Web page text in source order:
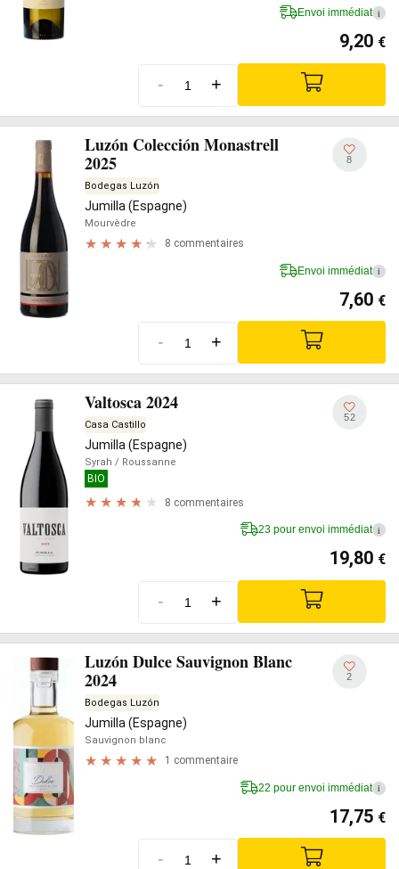
Envoi immédiat i
9,20 €
- +
Luzón Colección Monastrell
2025
Bodegas Luzón
Jumilla (Espagne)
Mourvèdre
8 commentaires
8
Envoi immédiat i
7,60 €
- +
Valtosca 2024
Casa Castillo
Jumilla (Espagne)
Syrah / Roussanne
BIO
8 commentaires
52
23 pour envoi immédiat i
19,80 €
- +
Luzón Dulce Sauvignon Blanc
2024
Bodegas Luzón
Jumilla (Espagne)
Sauvignon blanc
1 commentaire
2
22 pour envoi immédiat i
17,75 €
- +